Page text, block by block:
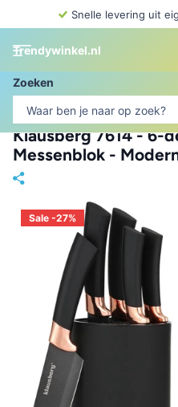
Snelle levering uit
Trendywinkel.nl
Zoeken
Klausberg 7614 - 6-
Messenblok -
Sale -27%